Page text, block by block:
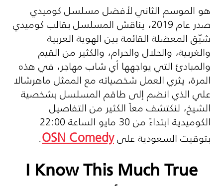
هو الموسم الثاني لأفضل مسلسل كوميدي
صدر عام 2019، يناقش المسلسل بقالب كوميدي
شيّق المعضلة القائمة بين الهوية العربية
والغربية، والحلال والحرام، والكثير من القيم
والمبادئ التي يواجهها أي شاب مهاجر، في هذه
المرة، يثري العمل شخصياته مع الممثل ماهرشالا
علي الذي انضم إلى طاقم المسلسل بشخصية
الشيخ، لنكتشف معاً الكثير من التفاصيل
الكوميدية ابتداءً من 30 مايو الساعة 22:00
بتوقيت السعودية علىOSN Comedy
.
I Know This Much True